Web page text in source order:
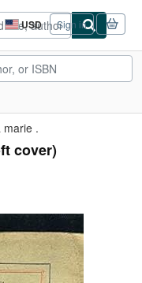
USD
Site
shopping
preferences
Sign in
marie .
cover)